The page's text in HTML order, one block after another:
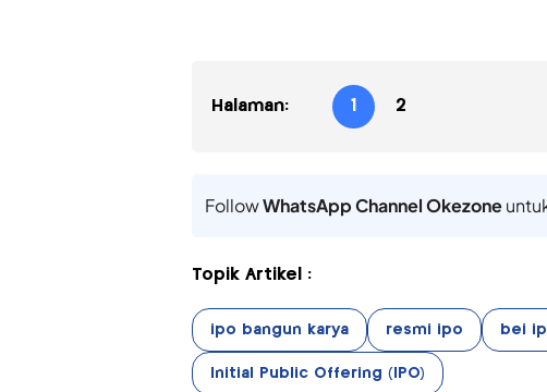
Halaman: 1 2
FollowWhatsApp Channel Okezone
Topik Artikel :
ipo bangun karya resmi ipo bei
Initial Public Offering (IPO)